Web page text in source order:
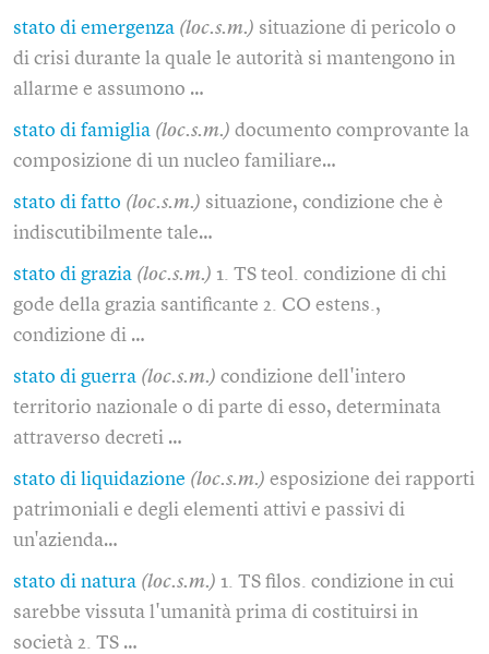
stato di emergenza (loc.s.m.) situazione di pericolo o
di crisi durante la quale le autorità si mantengono in
allarme e assumono …
stato di famiglia (loc.s.m.) documento comprovante la
composizione di un nucleo familiare…
stato di fatto (loc.s.m.) situazione, condizione che è
indiscutibilmente tale…
stato di grazia (loc.s.m.) 1. TS teol. condizione di chi
gode della grazia santificante 2. CO estens.,
condizione di …
stato di guerra (loc.s.m.) condizione dell'intero
territorio nazionale o di parte di esso, determinata
attraverso decreti …
stato di liquidazione (loc.s.m.) esposizione dei rapporti
patrimoniali e degli elementi attivi e passivi di
un'azienda…
stato di natura (loc.s.m.) 1. TS filos. condizione in cui
sarebbe vissuta l'umanità prima di costituirsi in
società 2. TS …